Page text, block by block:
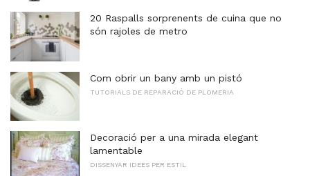
20 Raspalls sorprenents de cuina que no
són rajoles de metro
Com obrir un bany amb un pistó
TUTORIALS DE REPARACIÓ DE PLOMERIA
Decoració per a una mirada elegant
lamentable
DISSENYAR IDEES PER ESTIL